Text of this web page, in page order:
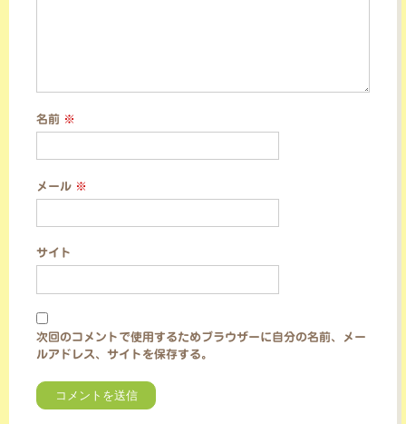
名前 ※
メール ※
サイト
次回のコメントで使用するためブラウザーに自分の名前、メー
ルアドレス、サイトを保存する。